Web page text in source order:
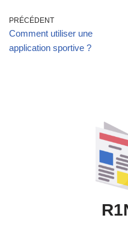
PRÉCÉDENT
Comment utiliser une
application sportive ?